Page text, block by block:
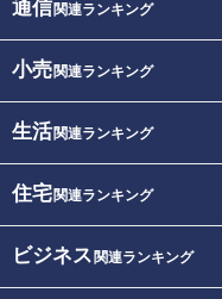
通信関連ランキング
小売関連ランキング
生活関連ランキング
住宅関連ランキング
ビジネス 関連ランキング